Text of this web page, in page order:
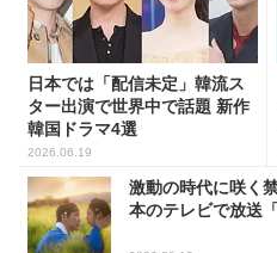
日本では「配信未定」韓流ス
ター出演で世界中で話題 新作
韓国ドラマ4選
2026.06.19
激動の時代に咲く
本のテレビで放送